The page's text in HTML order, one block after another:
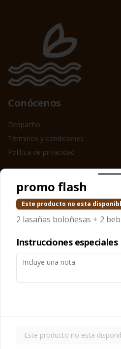
Conócenos
Despacho
Términos y condiciones
Política de privacidad
Instagram
Facebook
Pedir
Iniciar sesión
promo flash
Este producto no esta
2 lasañas boloñesas + 2
Instrucciones especiales
Este producto no esta